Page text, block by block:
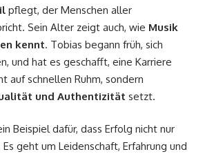
pflegt, der Menschen aller
Sein Alter zeigt auch, wie Musik
kennt. Tobias begann früh, sich
und hat es geschafft, eine Karriere
auf schnellen Ruhm, sondern
und Authentizität setzt.
Beispiel dafür, dass Erfolg nicht nur
geht um Leidenschaft, Erfahrung und